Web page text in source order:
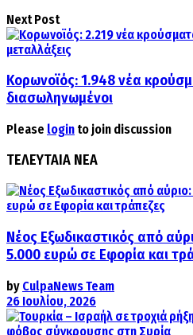
Next Post
Κορωνοϊός: 1.948 νέα
διασωληνωμένοι
Please login to join discussion
ΤΕΛΕΥΤΑΙΑ ΝΕΑ
Νέος Εξωδικαστικός από
5.000 ευρώ σε Εφορία και
by CulpaNews Team
26 Ιουλίου, 2026